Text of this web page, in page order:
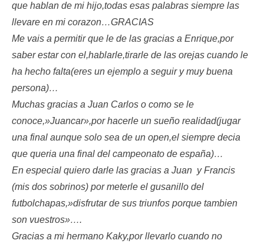
que hablan de mi hijo,todas esas palabras siempre las
llevare en mi corazon…GRACIAS
Me vais a permitir que le de las gracias a Enrique,por
saber estar con el,hablarle,tirarle de las orejas cuando le
ha hecho falta(eres un ejemplo a seguir y muy buena
persona)…
Muchas gracias a Juan Carlos o como se le
conoce,»Juancar»,por hacerle un sueño realidad(jugar
una final aunque solo sea de un open,el siempre decia
que queria una final del campeonato de españa)…
En especial quiero darle las gracias a Juan y Francis
(mis dos sobrinos) por meterle el gusanillo del
futbolchapas,»disfrutar de sus triunfos porque tambien
son vuestros»….
Gracias a mi hermano Kaky,por llevarlo cuando no